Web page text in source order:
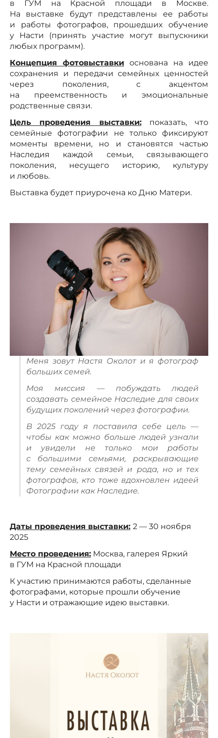
в ГУМ на Красной площади в Москве.
На выставке будут представлены ее работы
и работы фотографов, прошедших обучение
у Насти (принять участие могут выпускники
любых программ).
Концепция фотовыставки основана на идее
сохранения и передачи семейных ценностей
через поколения, с акцентом
на преемственность и эмоциональные
родственные связи.
Цель проведения выставки:показать, что
семейные фотографии не только фиксируют
моменты времени, но и становятся частью
Наследия каждой семьи, связывающего
поколения, несущего историю, культуру
и любовь.
Выставка будет приурочена ко Дню Матери.
Меня зовут Настя Околот и я фотограф
больших семей.
Моя миссия — побуждать людей
создавать семейное Наследие для своих
будущих поколений через фотографии.
В 2025 году я поставила себе цель —
чтобы как можно больше людей узнали
и увидели не только мои работы
с большими семьями, раскрывающие
тему семейных связей и рода, но и тех
фотографов, кто тоже вдохновлен идеей
Фотографии как Наследие.
Даты проведения выставки: 2 — 30 ноября
2025
Место проведения: Москва, галерея Яркий
в ГУМ на Красной площади
К участию принимаются работы, сделанные
фотографами, которые прошли обучение
у Насти и отражающие идею выставки.